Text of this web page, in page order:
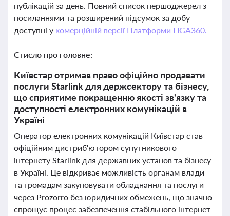
публікацій за день. Повний список першоджерел з
посиланнями та розширений підсумок за добу
доступні у комерційній версії Платформи LIGA360.
Стисло про головне:
Київстар отримав право офіційно продавати
послуги Starlink для держсектору та бізнесу,
що сприятиме покращенню якості зв'язку та
доступності електронних комунікацій в
Україні
Оператор електронних комунікацій Київстар став
офіційним дистриб'ютором супутникового
інтернету Starlink для державних установ та бізнесу
в Україні. Це відкриває можливість органам влади
та громадам закуповувати обладнання та послуги
через Prozorro без юридичних обмежень, що значно
спрощує процес забезпечення стабільного інтернет-